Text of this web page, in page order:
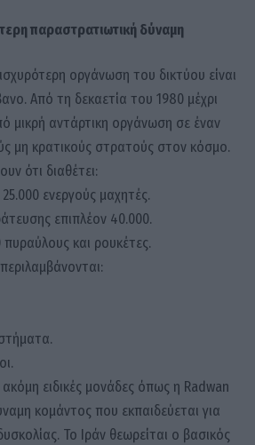
παραστρατιωτική δύναμη
οργάνωση του δικτύου είναι
Από τη δεκαετία του 1980 μέχρι
μικρή αντάρτικη οργάνωση σε έναν
μη κρατικούς στρατούς στον κόσμο.
ότι διαθέτει:
ενεργούς μαχητές.
επιπλέον 40.000.
και ρουκέτες.
ειδικές μονάδες όπως η Radwan
κομάντος που εκπαιδεύεται για
Το Ιράν θεωρείται ο βασικός